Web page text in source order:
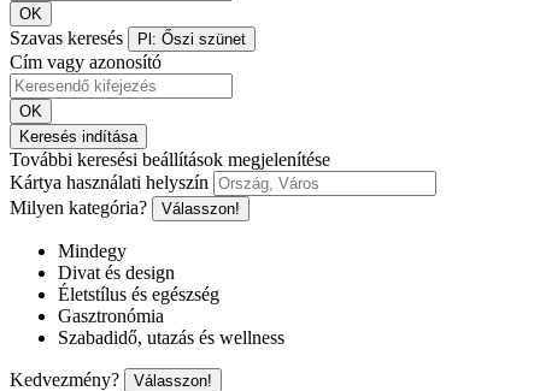
OK
Szavas keresés Pl: Őszi szünet
Cím vagy azonosító
OK
Keresés indítása
További keresési beállítások megjelenítése
Kártya használati helyszín
Milyen kategória?
Válasszon!
Mindegy
Divat és design
Életstílus és egészség
Gasztronómia
Szabadidő, utazás és wellness
Kedvezmény? Válasszon!